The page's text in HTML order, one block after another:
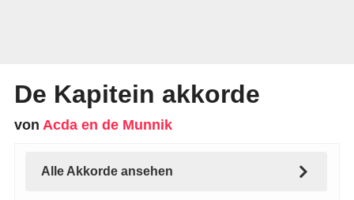
De Kapitein akkorde
von Acda en de Munnik
Alle Akkorde ansehen